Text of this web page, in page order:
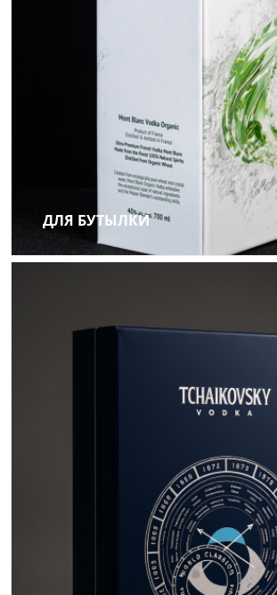
ДЛЯ БУТЫЛКИ